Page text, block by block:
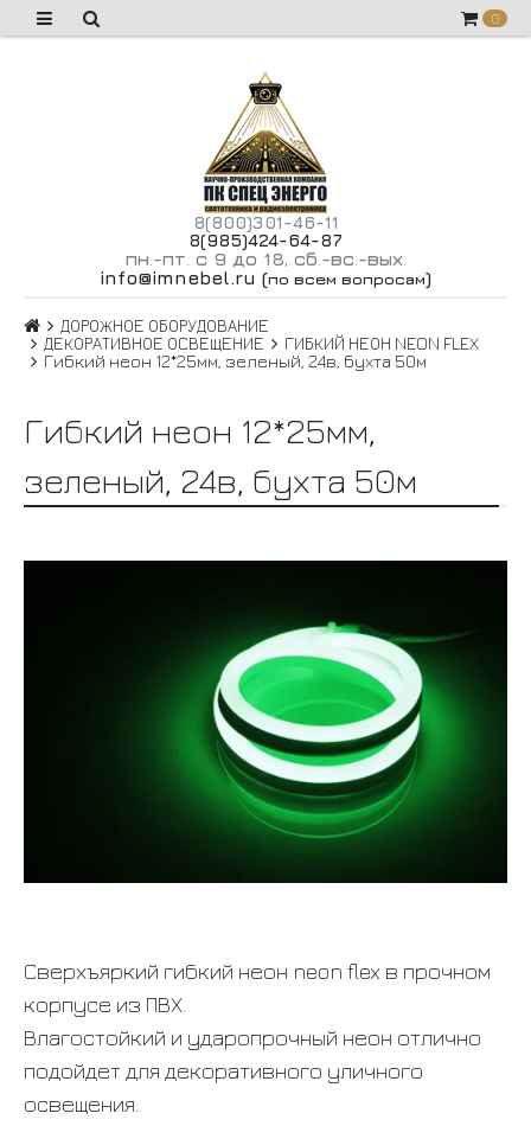
0
8(800)301-46-11
8(985)424-64-87
пн -пт с 9 до 18, сб -вс -вых.
info@imnebel.ru (по всем вопросам)
ДОРОЖНОЕ ОБОРУДОВАНИЕ
ДЕКОРАТИВНОЕ ОСВЕЩЕНИЕ
ГИБКИЙ НЕОН NEON FLEX
Гибкий неон 12*25мм, зеленый, 24в, бухта 50м
Гибкий неон 12*25мм,
зеленый, 24в, бухта 50м
Сверхъяркий гибкий неон neon flex в прочном
корпусе из ПВХ.
Влагостойкий и ударопрочный неон отлично
подойдет для декоративного уличного
освещения.